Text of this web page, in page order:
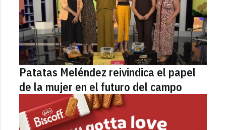
Patatas Meléndez reivindica el papel
de la mujer en el futuro del campo